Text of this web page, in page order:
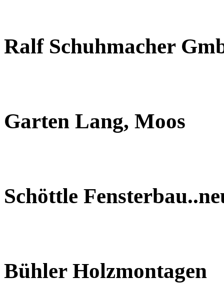
Ralf Schuhmacher
Garten Lang, Moos
Schöttle
Bühler Holzmontagen